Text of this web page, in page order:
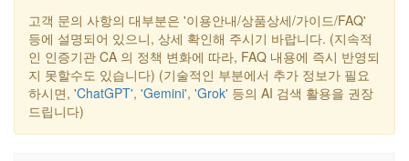
고객 문의 사항의 대부분은 '이용안내/상품상세/가이드/FAQ'
등에 설명되어 있으니, 상세 확인해 주시기 바랍니다. (지속적
인 인증기관 CA 의 정책 변화에 따라, FAQ 내용에 즉시 반영되
지 못할수도 있습니다) (기술적인 부분에서 추가 정보가 필요
하시면, 'ChatGPT', 'Gemini', 'Grok' 등의 AI 검색 활용을 권장
드립니다)